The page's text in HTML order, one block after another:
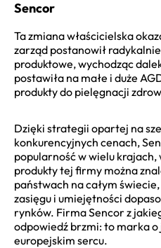
Sencor
Ta zmiana właścicielska
zarząd postanowił
produktowe, wychodząc
postawiła na małe i duże
produkty do pielęgnacji
Dzięki strategii opartej na
konkurencyjnych cenach,
popularność w wielu krajach,
produkty tej firmy można
państwach na całym
zasięgu i umiejętności
rynków. Firma Sencor z
odpowiedź brzmi: to marka
europejskim sercu.